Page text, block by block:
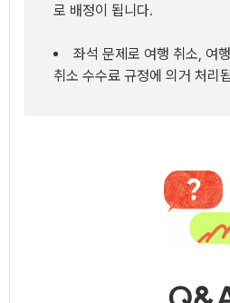
로 배정이 됩니다.
좌석 문제로 여행 취소, 여
취소 수수료 규정에 의거 처리